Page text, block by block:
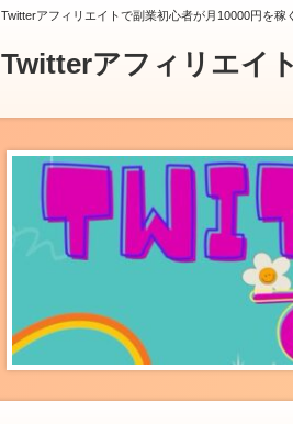
Twitterアフィリエイトで副業初心者が月10000円を稼
Twitterアフィリエイ